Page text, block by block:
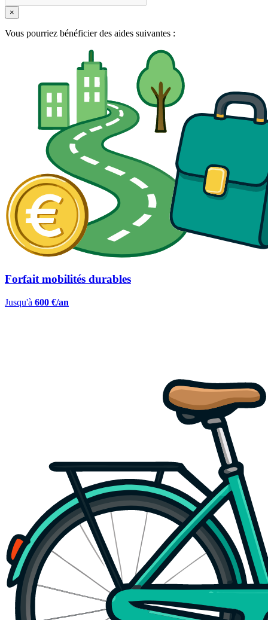
×
Vous pourriez bénéficier des aides suivantes :
Forfait mobilités durables
Jusqu'à 600 €/an